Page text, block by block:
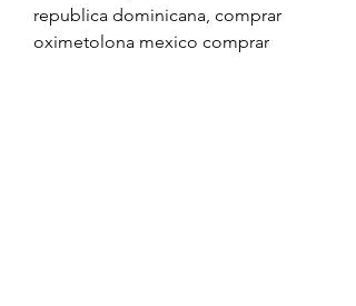
republica dominicana, comprar
oximetolona mexico comprar